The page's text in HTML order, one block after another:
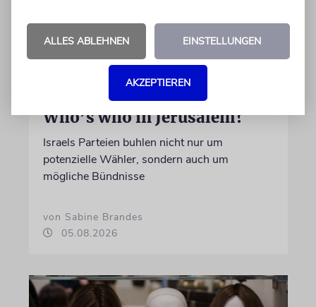
Who’s who in Jerusalem?
Israels Parteien buhlen nicht nur um
potenzielle Wähler, sondern auch um
mögliche Bündnisse
von Sabine Brandes
05.08.2026
ALLES ABLEHNEN EINSTELLUNGEN
AKZEPTIEREN